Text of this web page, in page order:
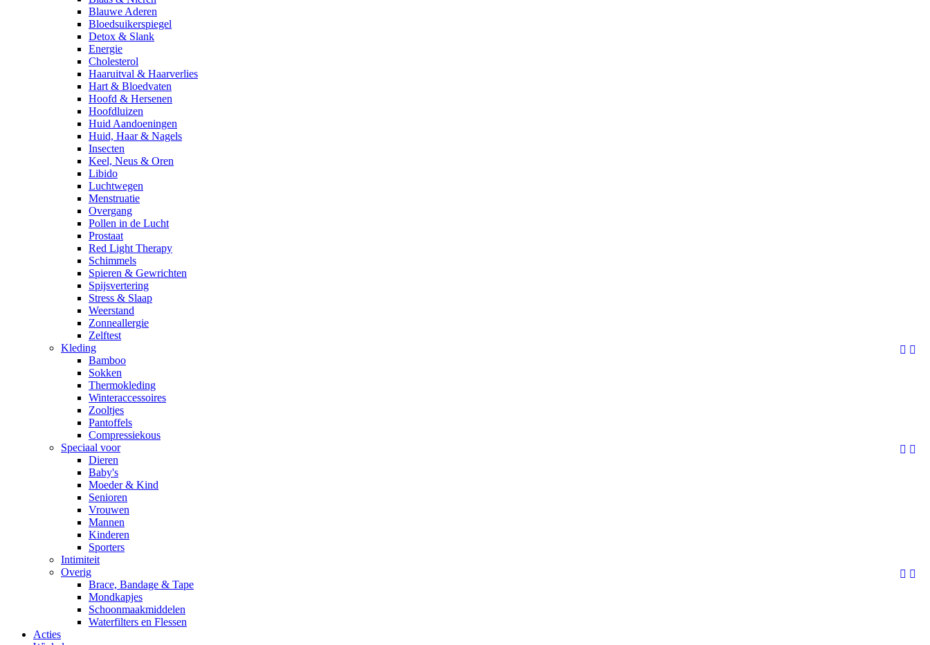
Blauwe Aderen
Bloedsuikerspiegel
Detox & Slank
Energie
Cholesterol
Haaruitval & Haarverlies
Hart & Bloedvaten
Hoofd & Hersenen
Hoofdluizen
Huid Aandoeningen
Huid, Haar & Nagels
Insecten
Keel, Neus & Oren
Libido
Luchtwegen
Menstruatie
Overgang
Pollen in de Lucht
Prostaat
Red Light Therapy
Schimmels
Spieren & Gewrichten
Spijsvertering
Stress & Slaap
Weerstand
Zonneallergie
Zelftest
 
Kleding
Bamboo
Sokken
Thermokleding
Winteraccessoires
Zooltjes
Pantoffels
Compressiekous
 
Speciaal voor
Dieren
Baby's
Moeder & Kind
Senioren
Vrouwen
Mannen
Kinderen
Sporters
Intimiteit
 
Overig
Brace, Bandage & Tape
Mondkapjes
Schoonmaakmiddelen
Waterfilters en Flessen
Acties